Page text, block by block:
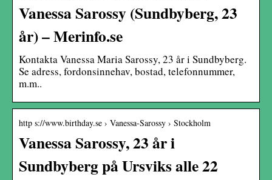
Vanessa Sarossy (Sundbyberg, 23
år) – Merinfo.se
Kontakta Vanessa Maria Sarossy, 23 år i Sundbyberg.
Se adress, fordonsinnehav, bostad, telefonnummer,
m.m..
http s://www.birthday.se › Vanessa-Sarossy › Stockholm
Vanessa Sarossy, 23 år i
Sundbyberg på Ursviks alle 22